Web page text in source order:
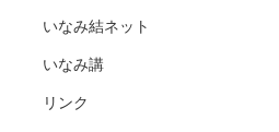
いなみ結ネット
いなみ講
リンク